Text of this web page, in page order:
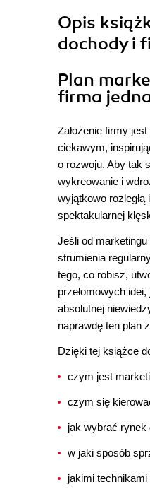
Opis
dochody i
Plan
firma
Założenie firmy
ciekawym,
o rozwoju. Aby tak
wykreowanie i
wyjątkowo
spektakularnej
Jeśli od
strumienia
tego, co robisz,
przełomowych
absolutnej
naprawdę ten plan
Dzięki tej książce
czym jest
czym się
jak wybrać
w jaki sposób
jakimi